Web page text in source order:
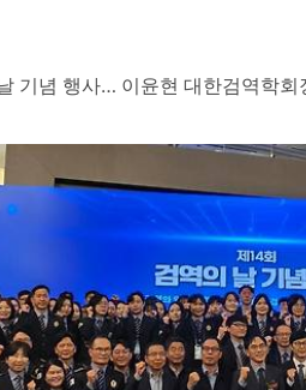
기념 행사… 이윤현 대한검역학회